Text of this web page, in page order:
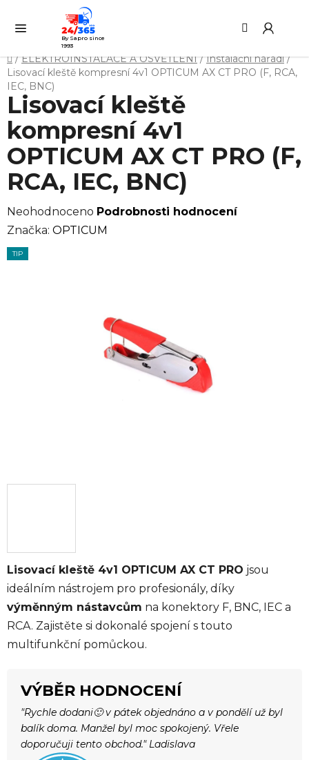
obsah
By Sapro since
1993
Domů
/ ELEKTROINSTALACE A OSVĚTLENÍ / Instalační nářadí /
Lisovací kleště kompresní 4v1 OPTICUM AX CT PRO (F, RCA,
IEC, BNC)
Lisovací kleště 4v1 OPTICUM AX CT PRO jsou
ideálním nástrojem pro profesionály, díky
výměnným nástavcům na konektory F, BNC, IEC a
RCA. Zajistěte si dokonalé spojení s touto
multifunkční pomůckou.
VÝBĚR HODNOCENÍ
"Rychle dodani🙂 v pátek objednáno a v pondělí už byl
balík doma. Manžel byl moc spokojený. Vřele
doporučuji tento obchod." Ladislava
Lisovací kleště
kompresní 4v1
OPTICUM AX CT PRO (F,
RCA, IEC, BNC)
Průměrné
hodnocení
produktu
Neohodnoceno Podrobnosti hodnocení
Značka: OPTICUM
TIP